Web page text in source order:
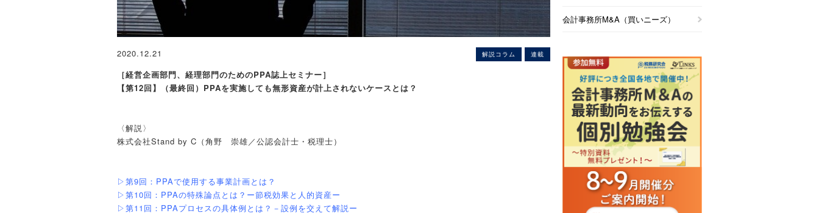
2020.12.21 解説コラム 連載
［経営企画部門、経理部門のためのPPA誌上セミナー］
【第12回】（最終回）PPAを実施しても無形資産が計上されないケースとは？
〈解説〉
株式会社Stand by C（角野 崇雄／公認会計士・税理士）
▷第9回：PPAで使用する事業計画とは？
▷第10回：PPAの特殊論点とは？ー節税効果と人的資産ー
▷第11回：PPAプロセスの具体例とは？－設例を交えて解説ー
会計事務所M&A（買いニーズ）